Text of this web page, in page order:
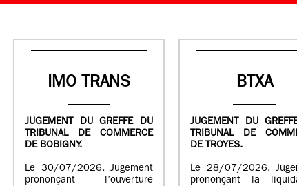
IMO TRANS
JUGEMENT DU GREFFE DU
TRIBUNAL DE COMMERCE
DE BOBIGNY.
Le 30/07/2026. Jugement
prononçant l’ouverture
BTXA
JUGEMENT DU
TRIBUNAL DE
DE TROYES.
Le 28/07/2026.
prononçant la